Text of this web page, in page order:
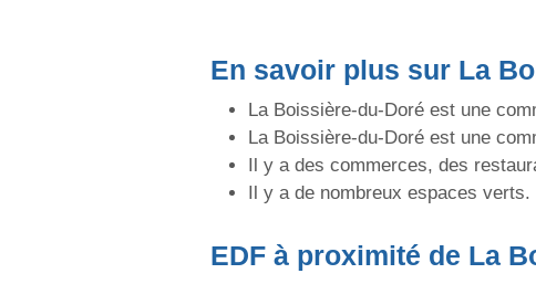
En savoir plus sur La
La Boissière-du-Doré est une
La Boissière-du-Doré est une
Il y a des commerces, des
Il y a de nombreux espaces verts.
EDF à proximité de La